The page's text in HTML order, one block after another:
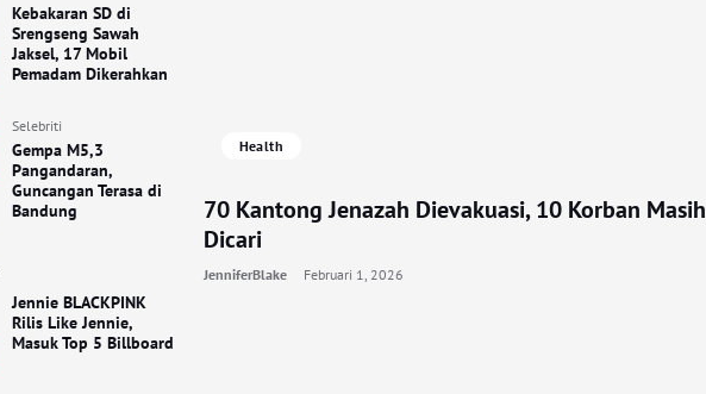
Kebakaran SD di
Srengseng Sawah
Jaksel, 17 Mobil
Pemadam Dikerahkan
Selebriti
Gempa M5,3
Pangandaran,
Guncangan Terasa di
Bandung
Jennie BLACKPINK
Rilis Like Jennie,
Masuk Top 5 Billboard
Health
70 Kantong Jenazah Dievakuasi, 10 Korban Masih
Dicari
JenniferBlake Februari 1, 2026